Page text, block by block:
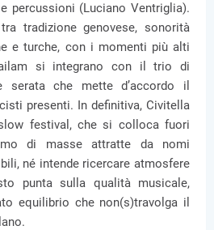
percussioni (Luciano Ventriglia).
tradizione genovese, sonorità
e turche, con i momenti più alti
si integrano con il trio di
serata che mette d’accordo il
presenti. In definitiva, Civitella
festival, che si colloca fuori
di masse attratte da nomi
né intende ricercare atmosfere
punta sulla qualità musicale,
equilibrio che non(s)travolga il